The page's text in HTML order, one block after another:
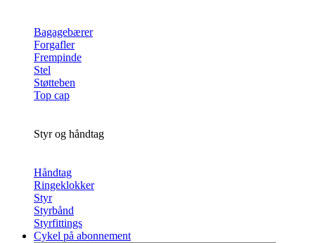
Bagagebærer
Forgafler
Frempinde
Stel
Støtteben
Top cap
Styr og håndtag
Håndtag
Ringeklokker
Styr
Styrbånd
Styrfittings
Cykel på abonnement